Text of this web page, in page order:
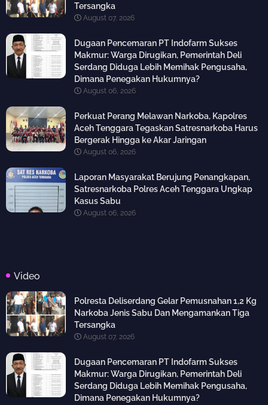
Tersangka
August 07, 2026
Dugaan Pencemaran PT Indofarm Sukses
Makmur: Warga Dirugikan, Pemerintah Deli
Serdang Diduga Lebih Memihak Pengusaha,
Dimana Penegakan Hukumnya?
August 06, 2026
Perkuat Perang Melawan Narkoba, Kapolres
Aceh Tenggara Tegaskan Satresnarkoba Harus
Bergerak Hingga ke Akar Jaringan
August 06, 2026
Laporan Masyarakat Berujung Penangkapan,
Satresnarkoba Polres Aceh Tenggara Ungkap
Kasus Sabu
August 06, 2026
Video
Polresta Deliserdang Gelar Pemusnahan 1,2 Kg
Narkoba Jenis Sabu Dan Mengamankan Tiga
Tersangka
August 07, 2026
Dugaan Pencemaran PT Indofarm Sukses
Makmur: Warga Dirugikan, Pemerintah Deli
Serdang Diduga Lebih Memihak Pengusaha,
Dimana Penegakan Hukumnya?